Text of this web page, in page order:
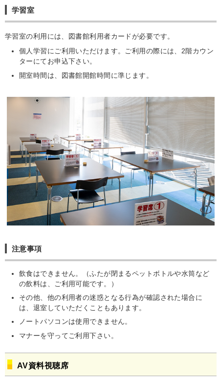
学習室
学習室の利用には、図書館利用者カードが必要です。
個人学習にご利用いただけます。ご利用の際には、2階カウン
ターにてお申込下さい。
開室時間は、図書館開館時間に準じます。
注意事項
飲食はできません。（ふたが閉まるペットボトルや水筒など
の飲料は、ご利用可能です。）
その他、他の利用者の迷惑となる行為が確認された場合に
は、退室していただくこともあります。
ノートパソコンは使用できません。
マナーを守ってご利用下さい。
AV資料視聴席